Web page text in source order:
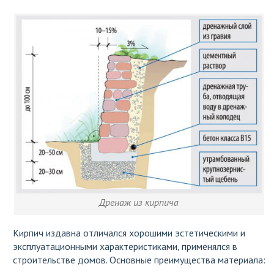
Дренаж из кирпича
Кирпич издавна отличался хорошими эстетическими и
эксплуатационными характеристиками, применялся в
строительстве домов. Основные преимущества материала: